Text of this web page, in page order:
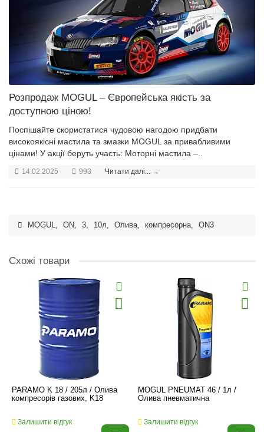
Розпродаж MOGUL – Європейська якість за
доступною ціною!
Поспішайте скористатися чудовою нагодою придбати
високоякісні мастила та змазки MOGUL за привабливими
цінами! У акції беруть участь: Моторні мастила –..
14.02.2025 993 Читати далі... →
MOGUL ON 3 10л Олива компресорна ON3
Схожі товари
PARAMO K 18 / 205л / Олива
компресорів газових, K18
Залишити відгук
MOGUL PNEUMAT 46 / 1л /
Олива пневматична
Залишити відгук